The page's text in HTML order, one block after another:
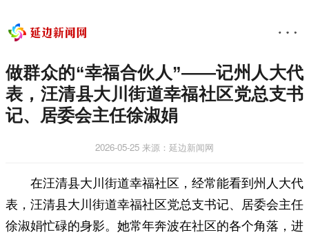
做群众的“幸福合伙人”——记州人大代
表，汪清县大川街道幸福社区党总支书
记、居委会主任徐淑娟
2026-05-25 来源：延边新闻网
在汪清县大川街道幸福社区，经常能看到州人大代
表，汪清县大川街道幸福社区党总支书记、居委会主任
徐淑娟忙碌的身影。她常年奔波在社区的各个角落，进